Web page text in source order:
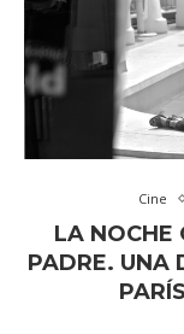
Cine
LA NOCHE
PADRE. UNA